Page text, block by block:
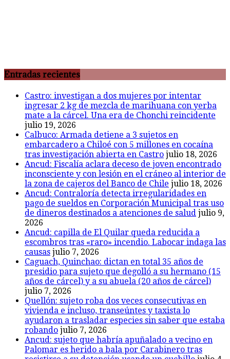
Entradas recientes
Castro: investigan a dos mujeres por intentar
ingresar 2 kg de mezcla de marihuana con yerba
mate a la cárcel. Una era de Chonchi reincidente
julio 19, 2026
Calbuco: Armada detiene a 3 sujetos en
embarcadero a Chiloé con 5 millones en cocaína
tras investigación abierta en Castro julio 18, 2026
Ancud: Fiscalía aclara deceso de joven encontrado
inconsciente y con lesión en el cráneo al interior de
la zona de cajeros del Banco de Chile julio 18, 2026
Ancud: Contraloría detecta irregularidades en
pago de sueldos en Corporación Municipal tras uso
de dineros destinados a atenciones de salud julio 9,
2026
Ancud: capilla de El Quilar queda reducida a
escombros tras «raro» incendio. Labocar indaga las
causas julio 7, 2026
Caguach, Quinchao: dictan en total 35 años de
presidio para sujeto que degolló a su hermano (15
años de cárcel) y a su abuela (20 años de cárcel)
julio 7, 2026
Quellón: sujeto roba dos veces consecutivas en
vivienda e incluso, transeúntes y taxista lo
ayudaron a trasladar especies sin saber que estaba
robando julio 7, 2026
Ancud: sujeto que habría apuñalado a vecino en
Palomar es herido a bala por Carabinero tras